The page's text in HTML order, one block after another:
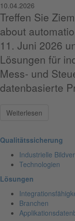
10.04.2026
Treffen Sie
about
11. Juni 2026
Lösungen für
Mess- und
datenbasierte
Weiterlesen
Qualitätssicherung
Industrielle
Technologien
Lösungen
Branchen